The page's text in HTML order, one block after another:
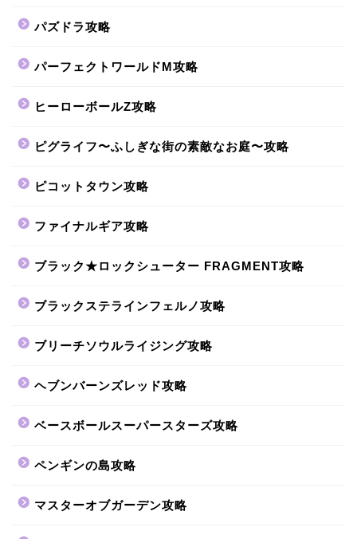
パズドラ攻略
パーフェクトワールドM攻略
ヒーローボールZ攻略
ピグライフ〜ふしぎな街の素敵なお庭〜攻略
ピコットタウン攻略
ファイナルギア攻略
ブラック★ロックシューター FRAGMENT攻略
ブラックステラインフェルノ攻略
ブリーチソウルライジング攻略
ヘブンバーンズレッド攻略
ベースボールスーパースターズ攻略
ペンギンの島攻略
マスターオブガーデン攻略